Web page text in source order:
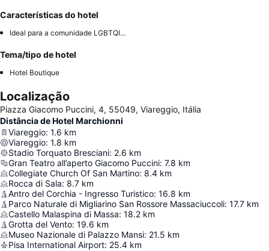
Características do hotel
Ideal para a comunidade LGBTQIA+
Tema/tipo de hotel
Hotel Boutique
Localização
Piazza Giacomo Puccini, 4, 55049, Viareggio, Itália
Distância de Hotel Marchionni
Viareggio: 1.6 km
Viareggio: 1.8 km
Stadio Torquato Bresciani: 2.6 km
Gran Teatro all’aperto Giacomo Puccini: 7.8 km
Collegiate Church Of San Martino: 8.4 km
Rocca di Sala: 8.7 km
Antro del Corchia - Ingresso Turistico: 16.8 km
Parco Naturale di Migliarino San Rossore Massaciuccoli: 17.7 km
Castello Malaspina di Massa: 18.2 km
Grotta del Vento: 19.6 km
Museo Nazionale di Palazzo Mansi: 21.5 km
Pisa International Airport: 25.4 km